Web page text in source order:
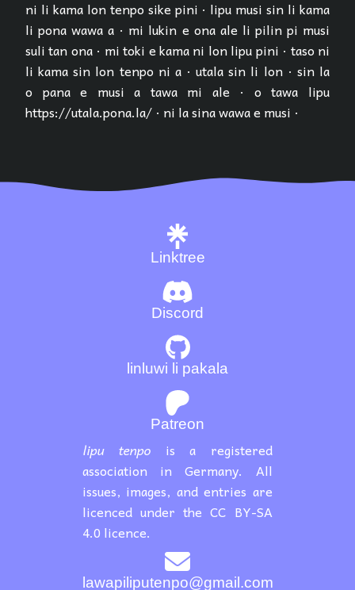
ni li kama lon tenpo sike pini · lipu musi sin li kama
li pona wawa a · mi lukin e ona ale li pilin pi musi
suli tan ona · mi toki e kama ni lon lipu pini · taso ni
li kama sin lon tenpo ni a · utala sin li lon · sin la
o pana e musi a tawa mi ale · o tawa lipu
https://utala.pona.la/ · ni la sina wawa e musi ·
Discord
Linktree
Patreon
lawapiliputenpo@gmail.com
linluwi li pakala
lipu tenpo is a registered
association in Germany. All
issues, images, and entries are
licenced under the CC BY-SA
4.0 licence.